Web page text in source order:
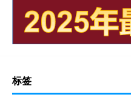
标签